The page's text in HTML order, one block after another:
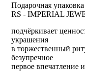
Подарочная упаковка
RS - IMPERIAL
подчёркивает
украшения
в торжественный
безупречное
первое впечатление